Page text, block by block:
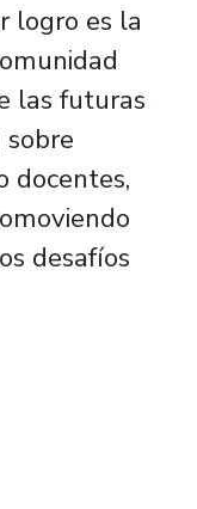
logro es la
las futuras
docentes,
desafíos